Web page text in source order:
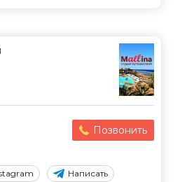
Позвонить
Написать